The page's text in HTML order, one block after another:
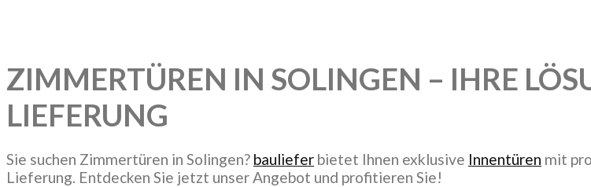
ZIMMERTÜREN IN SOLINGEN – IHRE
LIEFERUNG
Sie suchen Zimmertüren in Solingen? bauliefer bietet Ihnen exklusive Innentüren mit
Lieferung. Entdecken Sie jetzt unser Angebot und profitieren Sie!